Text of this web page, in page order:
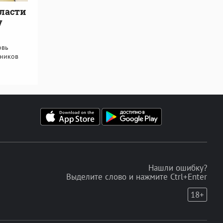
Нашли ошибку?
Выделите слово и нажмите Ctrl+Enter
18+